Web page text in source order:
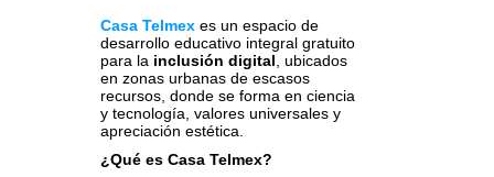
Casa Telmex es un espacio de
desarrollo educativo integral gratuito
para la inclusión digital , ubicados
en zonas urbanas de escasos
recursos, donde se forma en ciencia
y tecnología, valores universales y
apreciación estética.
¿Qué es Casa Telmex?